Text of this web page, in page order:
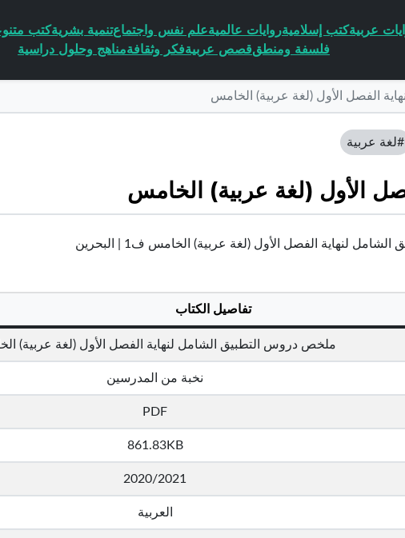
عربيةكتب إسلاميةروايات عالميةعلم نفس واجتماعتنمية بشريةكتب
فلسفة ومنطققصص عربيةفكر وثقافةمناهج وحلول دراسية
الفصل الأول (لغة عربية) الخامس
#لغة عربية
الأول (لغة عربية) الخامس
لنهاية الفصل الأول (لغة عربية) الخامس ف1 | البحرين
تفاصيل الكتاب
ملخص دروس التطبيق الشامل لنهاية الفصل الأول (لغة عربية)
نخبة من المدرسين
PDF
861.83KB
2020/2021
العربية